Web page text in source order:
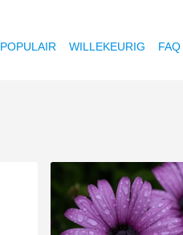
POPULAIR WILLEKEURIG FAQ